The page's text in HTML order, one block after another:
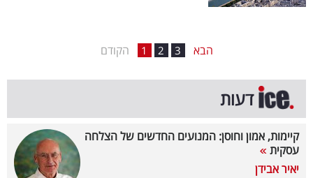
המילון
הכלכלי
פודקאסט
40
הקודם 1 2 3 הבא
דעות
קיימות, אמון וחוסן: המנועים החדשים של הצלחה
עסקית
יאיר אבידן